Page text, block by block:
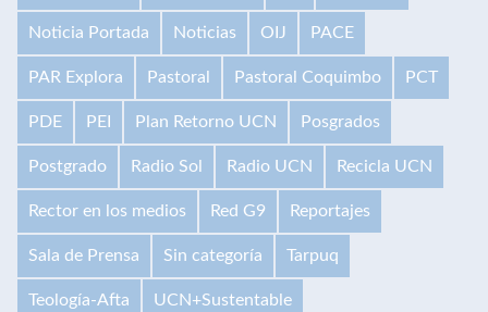
Noticia Portada Noticias OIJ PACE
PAR Explora Pastoral Pastoral Coquimbo PCT
PDE PEI Plan Retorno UCN Posgrados
Postgrado Radio Sol Radio UCN Recicla UCN
Rector en los medios Red G9 Reportajes
Sala de Prensa Sin categoría Tarpuq
Teología-Afta UCN+Sustentable